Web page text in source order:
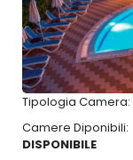
Tipologia Camera:
Camere Diponibili:
DISPONIBILE